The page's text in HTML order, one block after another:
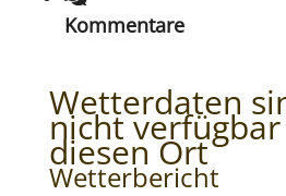
Kommentare
Wetterdaten
nicht
diesen Ort
Wetterbericht